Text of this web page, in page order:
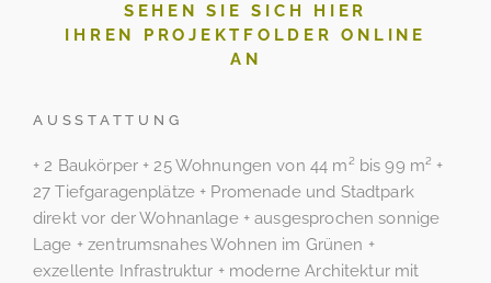
SEHEN SIE SICH HIER
IHREN PROJEKTFOLDER ONLINE
AN
AUSSTATTUNG
+ 2 Baukörper + 25 Wohnungen von 44 m² bis 99 m² +
27 Tiefgaragenplätze + Promenade und Stadtpark
direkt vor der Wohnanlage + ausgesprochen sonnige
Lage + zentrumsnahes Wohnen im Grünen +
exzellente Infrastruktur + moderne Architektur mit